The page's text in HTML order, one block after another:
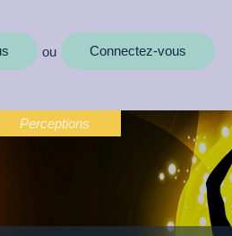
ou Connectez-vous
Perceptions